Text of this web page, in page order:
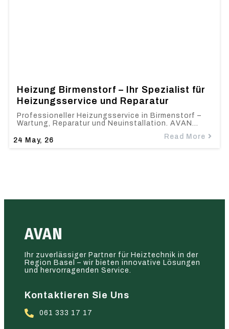
Heizung Birmenstorf – Ihr Spezialist für
Heizungsservice und Reparatur
24 May, 26
Professioneller Heizungsservice in Birmenstorf –
Wartung, Reparatur und Neuinstallation. AVAN…
Read More
AVAN
Ihr zuverlässiger Partner für Heiztechnik in der
Region Basel – wir bieten innovative Lösungen
und hervorragenden Service.
Kontaktieren Sie Uns
061 333 17 17